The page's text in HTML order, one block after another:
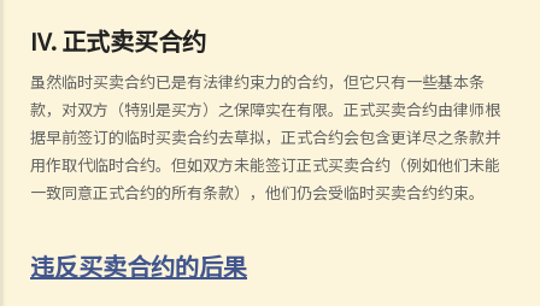
IV. 正式卖买合约
虽然临时买卖合约已是有法律约束力的合约，但它只有一些基本条
款，对双方（特别是买方）之保障实在有限。正式买卖合约由律师根
据早前签订的临时买卖合约去草拟，正式合约会包含更详尽之条款并
用作取代临时合约。但如双方未能签订正式买卖合约（例如他们未能
一致同意正式合约的所有条款），他们仍会受临时买卖合约约束。
违反买卖合约的后果